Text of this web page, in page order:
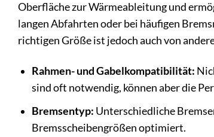
Oberfläche zur Wärmeableitung und
langen Abfahrten oder bei häufigen
richtigen Größe ist jedoch auch von
Rahmen- und Gabelkompatibilität:
sind oft notwendig, können aber die
Bremsentyp: Unterschiedliche
Bremsscheibengrößen optimiert.